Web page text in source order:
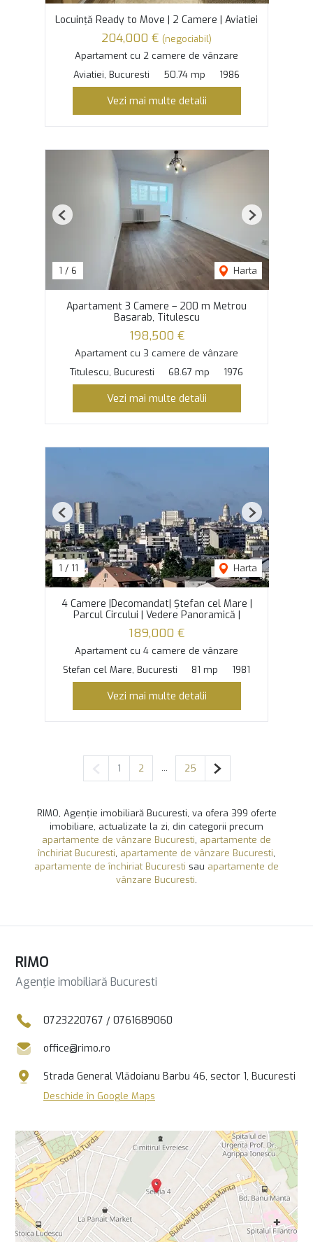
Locuință Ready to Move | 2 Camere | Aviatiei
204,000 € (negociabil)
Apartament cu 2 camere de vânzare
Aviatiei, Bucuresti
50.74 mp 1986
Vezi mai multe detalii
1 / 6 Harta
Previous Next
Apartament 3 Camere – 200 m Metrou
Basarab, Titulescu
198,500 €
Apartament cu 3 camere de vânzare
Titulescu, Bucuresti
68.67 mp 1976
Vezi mai multe detalii
1 / 11 Harta
Previous Next
4 Camere |Decomandat| Ștefan cel Mare |
Parcul Circului | Vedere Panoramică |
189,000 €
Apartament cu 4 camere de vânzare
Stefan cel Mare, Bucuresti
81 mp 1981
Vezi mai multe detalii
Pagina anterioară
1 2 ... 25 Pagina următoare
RIMO, Agenție imobiliară Bucuresti, va ofera 399 oferte
imobiliare, actualizate la zi, din categorii precum
apartamente de vânzare Bucuresti, apartamente de
închiriat Bucuresti, apartamente de vânzare Bucuresti,
apartamente de închiriat Bucuresti sau apartamente de
vânzare Bucuresti.
RIMO
Agenție imobiliară Bucuresti
0723220767 / 0761689060
office@rimo.ro
Strada General Vlădoianu Barbu 46, sector 1, Bucuresti
Deschide în Google Maps